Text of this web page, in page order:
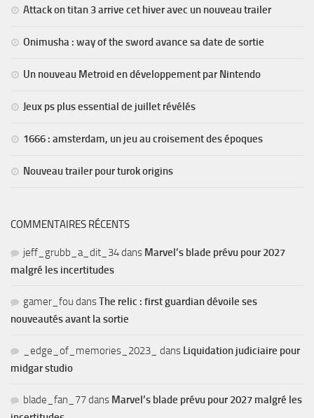
Attack on titan 3 arrive cet hiver avec un nouveau trailer
Onimusha : way of the sword avance sa date de sortie
Un nouveau Metroid en développement par Nintendo
Jeux ps plus essential de juillet révélés
1666 : amsterdam, un jeu au croisement des époques
Nouveau trailer pour turok origins
COMMENTAIRES RÉCENTS
jeff_grubb_a_dit_34dans Marvel’s blade prévu pour 2027
malgré les incertitudes
gamer_fou dansThe relic : first guardian dévoile ses
nouveautés avant la sortie
_edge_of_memories_2023_ dans Liquidation judiciaire pour
midgar studio
blade_fan_77dans Marvel’s blade prévu pour 2027 malgré les